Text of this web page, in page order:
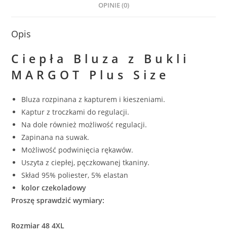
OPINIE (0)
Opis
Ciepła Bluza z Bukli
MARGOT Plus Size
Bluza rozpinana z kapturem i kieszeniami.
Kaptur z troczkami do regulacji.
Na dole również możliwość regulacji.
Zapinana na suwak.
Możliwość podwinięcia rękawów.
Uszyta z ciepłej, pęczkowanej tkaniny.
Skład 95% poliester, 5% elastan
kolor czekoladowy
Proszę sprawdzić wymiary:
Rozmiar 48 4XL